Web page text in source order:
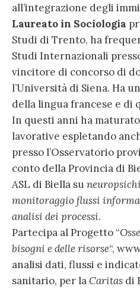
all’integrazione degli
Laureato in Sociologia
Studi di Trento, ha
Studi Internazionali
vincitore di concorso di
l’Università di Siena. Ha
della lingua francese e di
In questi anni ha
lavorative espletando
presso l’Osservatorio
conto della Provincia di
ASL di Biella su
monitoraggio flussi
analisi dei processi.
Partecipa al Progetto “
bisogni e delle risorse“,
analisi dati, flussi e
sanitario, per laCaritas di